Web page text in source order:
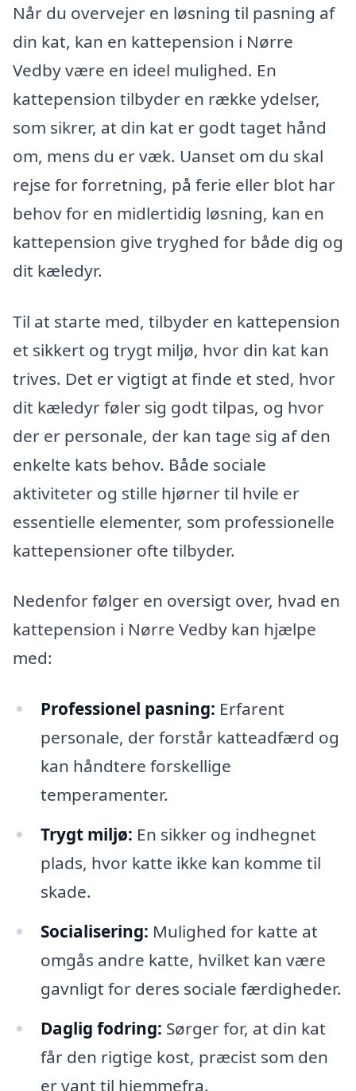
Når du overvejer en løsning til pasning af
din kat, kan en kattepension i Nørre
Vedby være en ideel mulighed. En
kattepension tilbyder en række ydelser,
som sikrer, at din kat er godt taget hånd
om, mens du er væk. Uanset om du skal
rejse for forretning, på ferie eller blot har
behov for en midlertidig løsning, kan en
kattepension give tryghed for både dig og
dit kæledyr.
Til at starte med, tilbyder en kattepension
et sikkert og trygt miljø, hvor din kat kan
trives. Det er vigtigt at finde et sted, hvor
dit kæledyr føler sig godt tilpas, og hvor
der er personale, der kan tage sig af den
enkelte kats behov. Både sociale
aktiviteter og stille hjørner til hvile er
essentielle elementer, som professionelle
kattepensioner ofte tilbyder.
Nedenfor følger en oversigt over, hvad en
kattepension i Nørre Vedby kan hjælpe
med:
Professionel pasning: Erfarent
personale, der forstår katteadfærd og
kan håndtere forskellige
temperamenter.
Trygt miljø: En sikker og indhegnet
plads, hvor katte ikke kan komme til
skade.
Socialisering: Mulighed for katte at
omgås andre katte, hvilket kan være
gavnligt for deres sociale færdigheder.
Daglig fodring: Sørger for, at din kat
får den rigtige kost, præcist som den
er vant til hjemmefra.